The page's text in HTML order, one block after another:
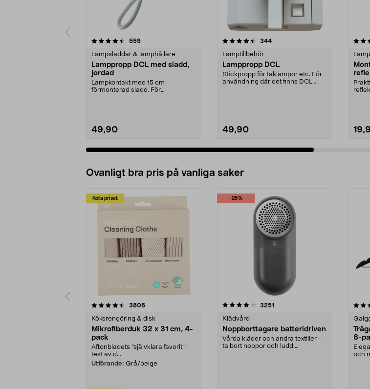
559recensioner
Lampsladdar & lamphållare
Lamppropp DCL med sladd,
jordad
Lampkontakt med 15 cm
förmonterad sladd. För
49,90
4.5 av 5 stjärnor 344recensioner
Lamptillbehör
Lamppropp DCL
Stickpropp för taklampor etc. För
användning där det finns DCL
49,90
4.5 av 5 stjärnor
Ovanligt bra pris på vanliga saker
Kolla priset
3808recensioner
Köksrengöring & disk
Mikrofiberduk 32 x 31 cm, 4-
pack
Aftonbladets "självklara favorit” i
test av d...
Utförande: Grå/beige
-25%
4.0av 5 stjärnor 3251
Klädvård
Noppborttagare batteridriven
Vårda kläder och andra textilier –
ta bort noppor och ludd.
4.5av 5 stjärnor
8-
och